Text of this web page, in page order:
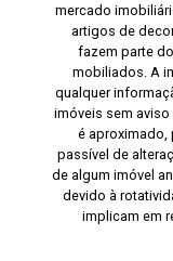
mercado
artigos de
fazem parte
mobiliados. A
qualquer
imóveis sem
é aproximado,
passível de
de algum imóvel
devido à
implicam em